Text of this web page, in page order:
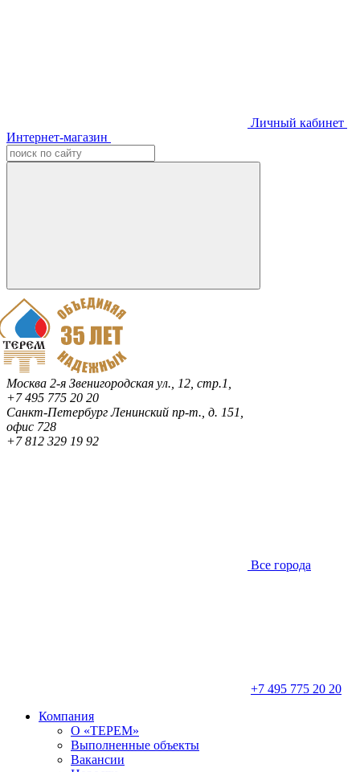
Личный кабинет
Интернет-магазин
Москва 2-я Звенигородская ул., 12, стр.1,
+7 495 775 20 20
Санкт-ПетербургЛенинский пр-т., д. 151,
офис 728
+7 812 329 19 92
Все города
+7 495 775 20 20
Компания
О «ТЕРЕМ»
Выполненные объекты
Вакансии